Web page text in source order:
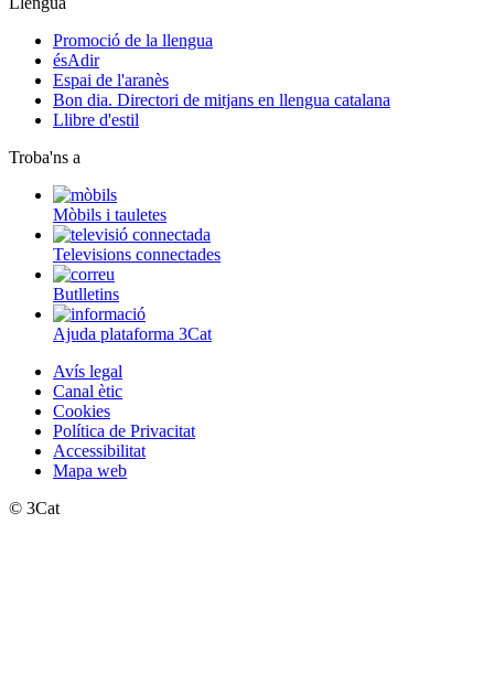
Promoció de la llengua
ésAdir
Espai de l'aranès
Bon dia. Directori de mitjans en llengua catalana
Llibre d'estil
Troba'ns a
Mòbils i tauletes
Televisions connectades
Butlletins
Ajuda plataforma 3Cat
Avís legal
Canal ètic
Cookies
Política de Privacitat
Accessibilitat
Mapa web
© 3Cat